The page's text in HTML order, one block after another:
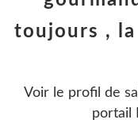
toujours ,
Voir le profil de
portail